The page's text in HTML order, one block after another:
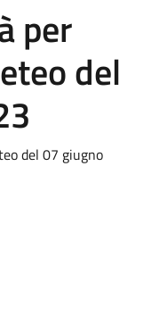
per
del
del 07 giugno